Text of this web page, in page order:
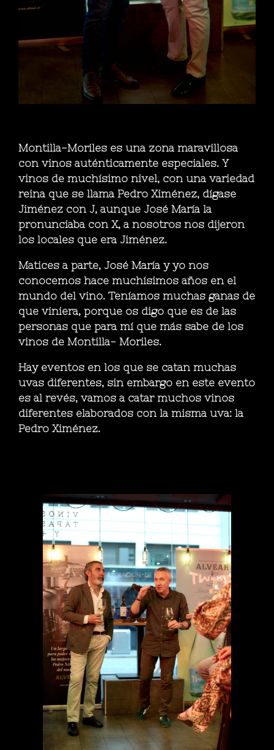
Montilla-Moriles es una zona maravillosa
con vinos auténticamente especiales. Y
vinos de muchísimo nivel, con una variedad
reina que se llama Pedro Ximénez, dígase
Jiménez con J, aunque José María la
pronunciaba con X, a nosotros nos dijeron
los locales que era Jiménez.
Matices a parte, José María y yo nos
conocemos hace muchísimos años en el
mundo del vino. Teníamos muchas ganas de
que viniera, porque os digo que es de las
personas que para mí que más sabe de los
vinos de Montilla- Moriles.
Hay eventos en los que se catan muchas
uvas diferentes, sin embargo en este evento
es al revés, vamos a catar muchos vinos
diferentes elaborados con la misma uva: la
Pedro Ximénez.